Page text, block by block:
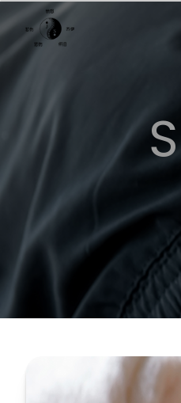
Panneau de gestion des cookies